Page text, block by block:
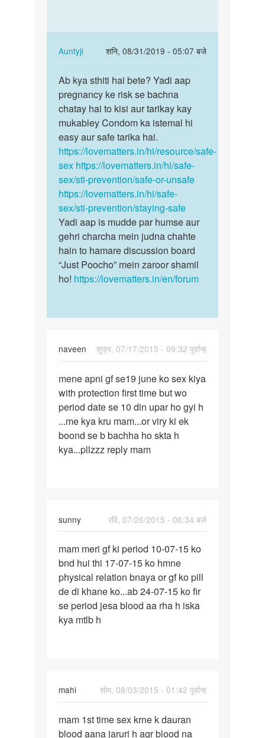
by
poonam
Auntyji
शनि, 08/31/2019 - 05:07 बजे
In
reply
to
Pregnancy
se
bachne
ke
liye…
by
Komal
Ab
kya
sthiti
hai
bete?
Yadi…
Ab kya sthiti hai bete? Yadi aap
pregnancy ke risk se bachna
chatay hai to kisi aur tarikay kay
mukabley Condom ka istemal hi
easy aur safe tarika hai.
https://lovematters.in/hi/resource/safe-
sex https://lovematters.in/hi/safe-
sex/sti-prevention/safe-or-unsafe
https://lovematters.in/hi/safe-
sex/sti-prevention/staying-safe
Yadi aap is mudde par humse aur
gehri charcha mein judna chahte
hain to hamare discussion board
“Just Poocho” mein zaroor shamil
ho! https://lovematters.in/en/forum
naveen
शुक्र, 07/17/2015 - 09:32 पूर्वान्ह
mene
apni
gf
se19
june
ko
mene apni gf se19 june ko sex kiya
with protection first time but wo
period date se 10 din upar ho gyi h
...me kya kru mam...or viry ki ek
boond se b bachha ho skta h
kya...pllzzz reply mam
sunny
रवि, 07/26/2015 - 06:34 बजे
mam
meri
gf
ki
period
10-
mam meri gf ki period 10-07-15 ko
bnd hui thi 17-07-15 ko hmne
physical relation bnaya or gf ko pill
de di khane ko...ab 24-07-15 ko fir
se period jesa blood aa rha h iska
kya mtlb h
mahi
सोम, 08/03/2015 - 01:42 पूर्वान्ह
mam
1st
mam 1st time sex krne k dauran
blood aana jaruri h agr blood na